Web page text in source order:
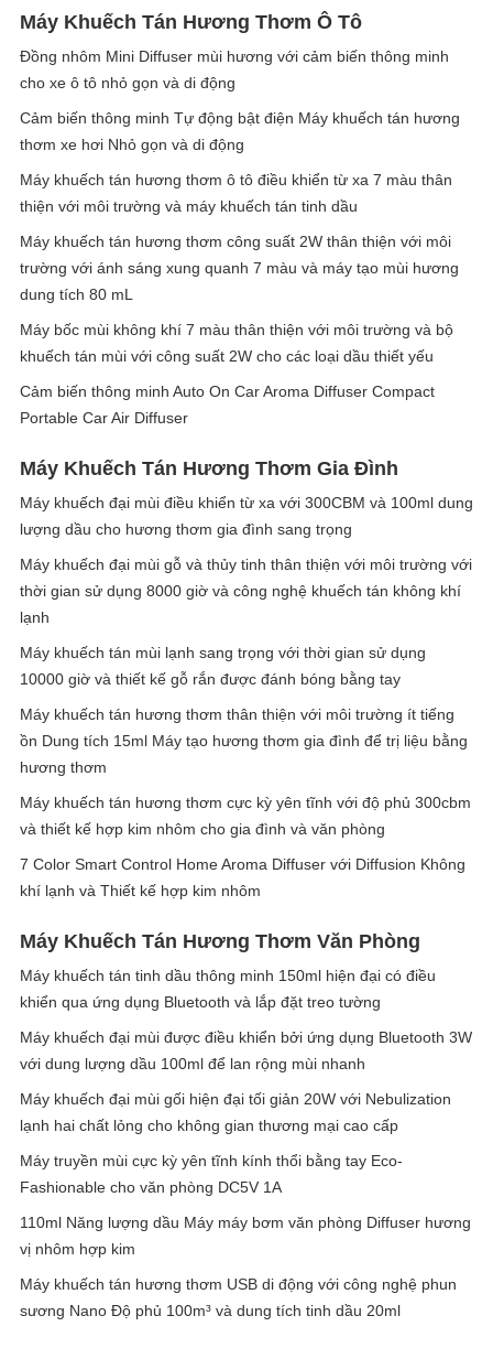
Máy Khuếch Tán Hương Thơm Ô Tô
Đồng nhôm Mini Diffuser mùi hương với cảm biến thông minh
cho xe ô tô nhỏ gọn và di động
Cảm biến thông minh Tự động bật điện Máy khuếch tán hương
thơm xe hơi Nhỏ gọn và di động
Máy khuếch tán hương thơm ô tô điều khiển từ xa 7 màu thân
thiện với môi trường và máy khuếch tán tinh dầu
Máy khuếch tán hương thơm công suất 2W thân thiện với môi
trường với ánh sáng xung quanh 7 màu và máy tạo mùi hương
dung tích 80 mL
Máy bốc mùi không khí 7 màu thân thiện với môi trường và bộ
khuếch tán mùi với công suất 2W cho các loại dầu thiết yếu
Cảm biến thông minh Auto On Car Aroma Diffuser Compact
Portable Car Air Diffuser
Máy Khuếch Tán Hương Thơm Gia Đình
Máy khuếch đại mùi điều khiển từ xa với 300CBM và 100ml dung
lượng dầu cho hương thơm gia đình sang trọng
Máy khuếch đại mùi gỗ và thủy tinh thân thiện với môi trường với
thời gian sử dụng 8000 giờ và công nghệ khuếch tán không khí
lạnh
Máy khuếch tán mùi lạnh sang trọng với thời gian sử dụng
10000 giờ và thiết kế gỗ rắn được đánh bóng bằng tay
Máy khuếch tán hương thơm thân thiện với môi trường ít tiếng
ồn Dung tích 15ml Máy tạo hương thơm gia đình để trị liệu bằng
hương thơm
Máy khuếch tán hương thơm cực kỳ yên tĩnh với độ phủ 300cbm
và thiết kế hợp kim nhôm cho gia đình và văn phòng
7 Color Smart Control Home Aroma Diffuser với Diffusion Không
khí lạnh và Thiết kế hợp kim nhôm
Máy Khuếch Tán Hương Thơm Văn Phòng
Máy khuếch tán tinh dầu thông minh 150ml hiện đại có điều
khiển qua ứng dụng Bluetooth và lắp đặt treo tường
Máy khuếch đại mùi được điều khiển bởi ứng dụng Bluetooth 3W
với dung lượng dầu 100ml để lan rộng mùi nhanh
Máy khuếch đại mùi gối hiện đại tối giản 20W với Nebulization
lạnh hai chất lỏng cho không gian thương mại cao cấp
Máy truyền mùi cực kỳ yên tĩnh kính thổi bằng tay Eco-
Fashionable cho văn phòng DC5V 1A
110ml Năng lượng dầu Máy máy bơm văn phòng Diffuser hương
vị nhôm hợp kim
Máy khuếch tán hương thơm USB di động với công nghệ phun
sương Nano Độ phủ 100m³ và dung tích tinh dầu 20ml